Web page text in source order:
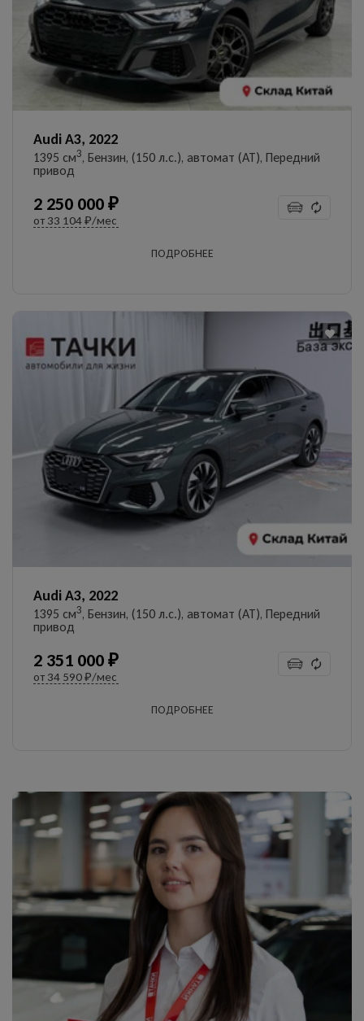
Audi A3, 2022
1395 см3, Бензин, (150 л.с.), автомат (AT), Передний
привод
2 250 000 ₽
от 33 104 ₽/мес
ПОДРОБНЕЕ
Audi A3, 2022
1395 см3, Бензин, (150 л.с.), автомат (AT), Передний
привод
2 351 000 ₽
от 34 590 ₽/мес
ПОДРОБНЕЕ
УЗНАТЬ ЦЕНУ
Даю согласие на обработку
персональных данных